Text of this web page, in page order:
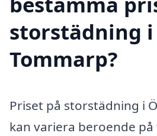
storstädning i
Tommarp?
Priset på storstädning i
kan variera beroende